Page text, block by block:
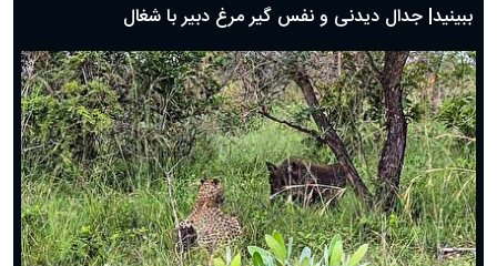
ببینید| جدال دیدنی و نفس گیر مرغ دبیر با شغال